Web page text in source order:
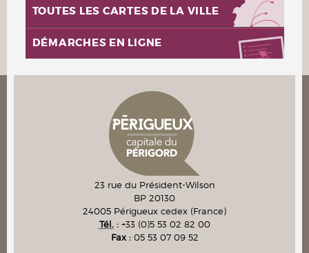
TOUTES LES CARTES DE LA VILLE
DÉMARCHES EN LIGNE
23 rue du Président-Wilson
BP 20130
24005 Périgueux cedex (France)
Tél. : +33 (0)5 53 02 82 00
Fax : 05 53 07 09 52